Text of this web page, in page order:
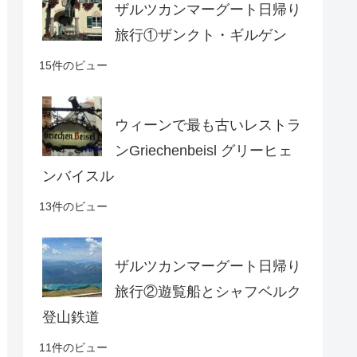
ザルツカンマーグート日帰り
旅行①ザンクト・ギルゲン
15件のビュー
ウィーンで最も古いレストラ
ンGriechenbeisl グリーヒェ
ンバイスル
13件のビュー
ザルツカンマーグート日帰り
旅行②遊覧船とシャフベルク
登山鉄道
11件のビュー